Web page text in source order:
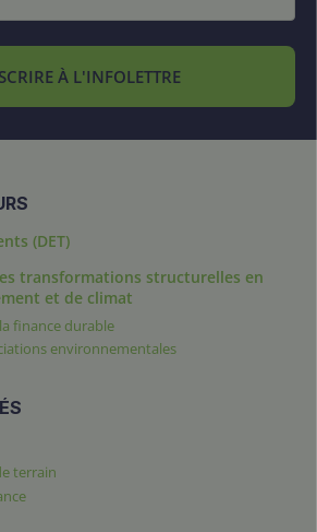
À L'INFOLETTRE
(DET)
transformations structurelles en
et de climat
finance durable
environnementales
terrain